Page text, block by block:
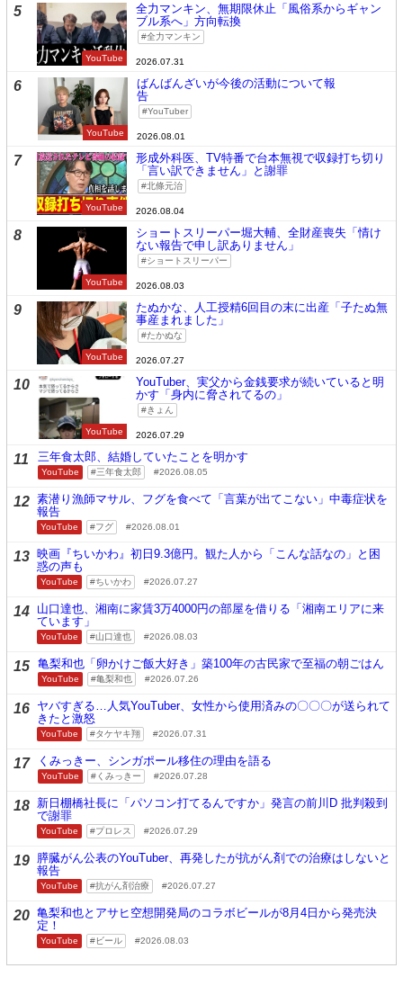
5
YouTube
全力マンキン、無期限休止「風俗系からギャン
ブル系へ」方向転換
全力マンキン
2026.07.31
6
YouTube
ばんばんざいが今後の活動について報
告
YouTuber
2026.08.01
7
YouTube
形成外科医、TV特番で台本無視で収録打ち切り
「言い訳できません」と謝罪
北條元治
2026.08.04
8
YouTube
ショートスリーパー堀大輔、全財産喪失「情け
ない報告で申し訳ありません」
ショートスリーパー
2026.08.03
9
YouTube
たぬかな、人工授精6回目の末に出産「子たぬ無
事産まれました」
たかぬな
2026.07.27
10
YouTube
YouTuber、実父から金銭要求が続いていると明
かす「身内に脅されてるの」
きょん
2026.07.29
11 三年食太郎、結婚していたことを明かす
YouTube 三年食太郎 2026.08.05
12 素潜り漁師マサル、フグを食べて「言葉が出てこない」中毒症状を
報告
YouTube フグ 2026.08.01
13 映画『ちいかわ』初日9.3億円。観た人から「こんな話なの」と困
惑の声も
YouTube ちいかわ 2026.07.27
14 山口達也、湘南に家賃3万4000円の部屋を借りる「湘南エリアに来
ています」
YouTube 山口達也 2026.08.03
15 亀梨和也「卵かけご飯大好き」築100年の古民家で至福の朝ごはん
YouTube 亀梨和也 2026.07.26
16 ヤバすぎる…人気YouTuber、女性から使用済みの〇〇〇が送られて
きたと激怒
YouTube タケヤキ翔 2026.07.31
17 くみっきー、シンガポール移住の理由を語る
YouTube くみっきー 2026.07.28
18 新日棚橋社長に「パソコン打てるんですか」発言の前川D 批判殺到
で謝罪
YouTube プロレス 2026.07.29
19 膵臓がん公表のYouTuber、再発したが抗がん剤での治療はしないと
報告
YouTube 抗がん剤治療 2026.07.27
20 亀梨和也とアサヒ空想開発局のコラボビールが8月4日から発売決
定！
YouTube ビール 2026.08.03